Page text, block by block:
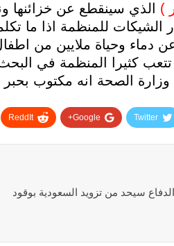
) الذي سينقطع عن خزائنها
الشيكات للمنظمة اذا ما
وحياة ملايين من
تتعب كثيرا المنظمة في
وزارة الصحة انه مكتوب
Twitter
Google+
ReddIt
سيحد من تزويد السعودية بوقود